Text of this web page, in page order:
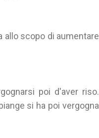
allo scopo di aumentare
poi d'aver riso.
si ha poi vergogna